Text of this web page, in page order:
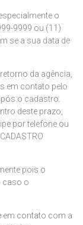
o
9999 ou (11)
se a sua data de
da agência,
em contato pelo
o cadastro.
deste prazo,
por telefone ou
pois o
caso o
em contato com a